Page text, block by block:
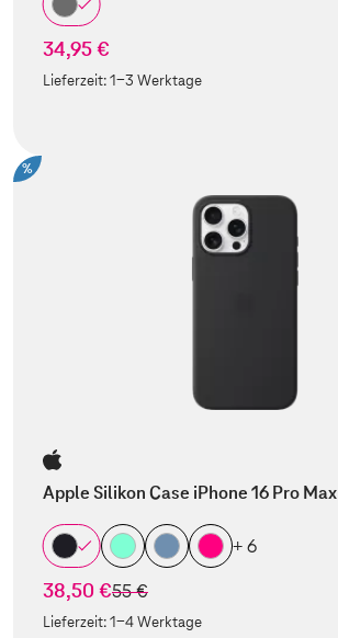
34,95 €
Lieferzeit:1-3 Werktage
%
Apple Silikon Case iPhone 16 Pro Max
+ 6
38,50 €statt
55 €
Lieferzeit:1-4 Werktage